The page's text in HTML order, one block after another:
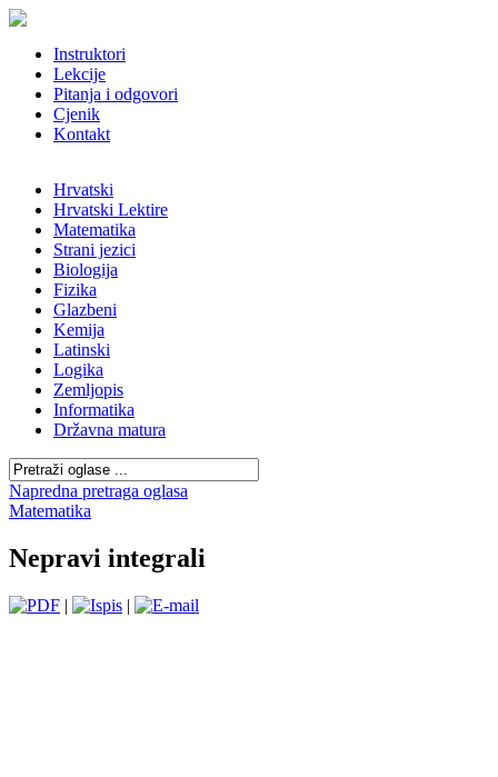
Instruktori
Lekcije
Pitanja i odgovori
Cjenik
Kontakt
Hrvatski
Hrvatski Lektire
Matematika
Strani jezici
Biologija
Fizika
Glazbeni
Kemija
Latinski
Logika
Zemljopis
Informatika
Državna matura
Napredna pretraga oglasa
Matematika
Nepravi integrali
| |